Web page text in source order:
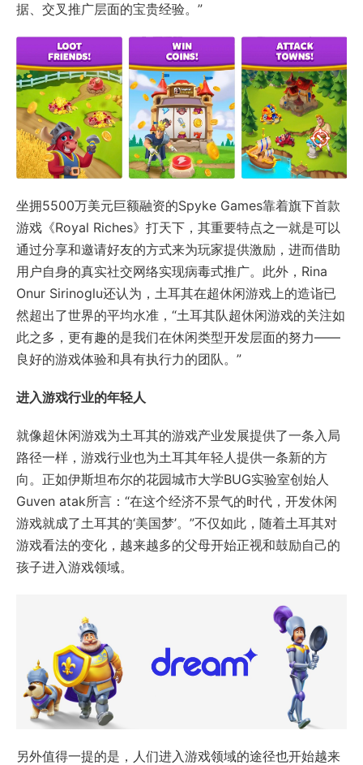
据、交叉推广层面的宝贵经验。”
坐拥5500万美元巨额融资的Spyke Games靠着旗下首款
游戏《Royal Riches》打天下，其重要特点之一就是可以
通过分享和邀请好友的方式来为玩家提供激励，进而借助
用户自身的真实社交网络实现病毒式推广。此外，Rina
Onur Sirinoglu还认为，土耳其在超休闲游戏上的造诣已
然超出了世界的平均水准，“土耳其队超休闲游戏的关注如
此之多，更有趣的是我们在休闲类型开发层面的努力——
良好的游戏体验和具有执行力的团队。”
进入游戏行业的年轻人
就像超休闲游戏为土耳其的游戏产业发展提供了一条入局
路径一样，游戏行业也为土耳其年轻人提供一条新的方
向。正如伊斯坦布尔的花园城市大学BUG实验室创始人
Guven atak所言：“在这个经济不景气的时代，开发休闲
游戏就成了土耳其的‘美国梦’。”不仅如此，随着土耳其对
游戏看法的变化，越来越多的父母开始正视和鼓励自己的
孩子进入游戏领域。
另外值得一提的是，人们进入游戏领域的途径也开始越来